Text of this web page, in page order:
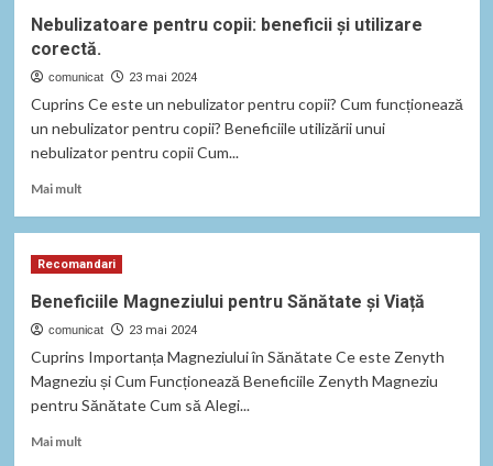
riscurile
Dicarbocalm.
Nebulizatoare pentru copii: beneficii și utilizare
corectă.
comunicat 23 mai 2024
Cuprins Ce este un nebulizator pentru copii? Cum funcționează
un nebulizator pentru copii? Beneficiile utilizării unui
nebulizator pentru copii Cum...
Mai multRead
pentru
beneficii
și
utilizare
corectă.
Recomandari
Beneficiile Magneziului pentru Sănătate și Viață
comunicat 23 mai 2024
Cuprins Importanța Magneziului în Sănătate Ce este Zenyth
Magneziu și Cum Funcționează Beneficiile Zenyth Magneziu
pentru Sănătate Cum să Alegi...
Mai multRead